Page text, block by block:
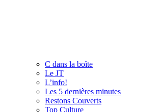
C dans la boîte
Le JT
L’info!
Les 5 dernières minutes
Restons Couverts
Top Culture